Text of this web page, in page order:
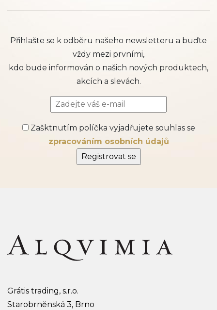
Přihlašte se k odběru našeho newsletteru a buďte
vždy mezi prvními,
kdo bude informován o našich nových produktech,
akcích a slevách.
Zašktnutím políčka vyjadřujete souhlas se
zpracováním osobních údajů
Grátis trading, s.r.o.
Starobrněnská 3, Brno